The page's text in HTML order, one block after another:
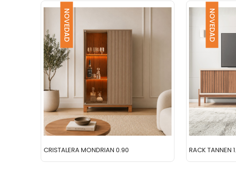
NOVEDAD
CRISTALERA MONDRIAN 0.90
NOVEDAD
RACK TANNEN